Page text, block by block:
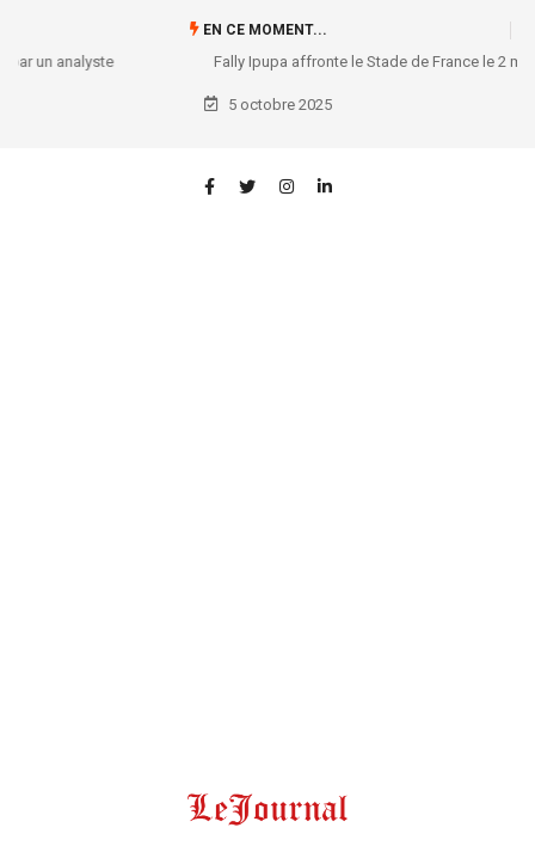
EN CE MOMENT...
Fally Ipupa affronte le Stade de France le 2 mai 2026 !
5 octobre 2025